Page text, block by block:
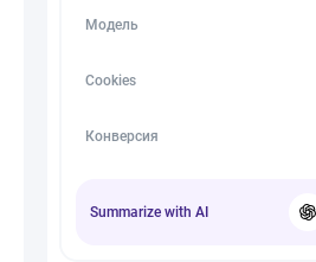
Модель
Cookies
Конверсия
Summarize with AI